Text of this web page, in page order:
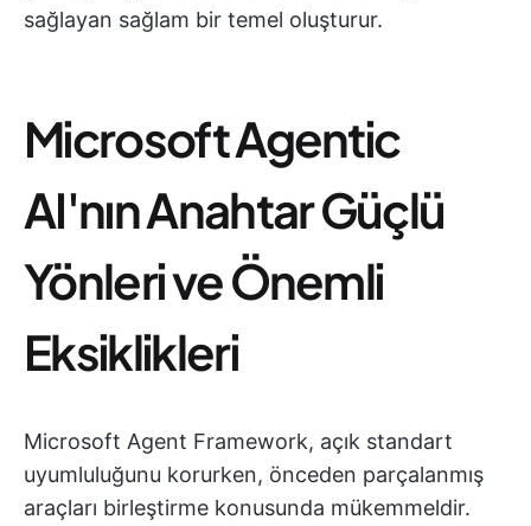
sağlayan sağlam bir temel oluşturur.
Microsoft Agentic
AI'nın Anahtar Güçlü
Yönleri ve Önemli
Eksiklikleri
Microsoft Agent Framework, açık standart
uyumluluğunu korurken, önceden parçalanmış
araçları birleştirme konusunda mükemmeldir.